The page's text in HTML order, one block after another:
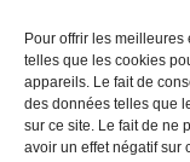
Pour offrir les
telles que les cookies
appareils. Le fait de
des données telles que
sur ce site. Le fait de ne
avoir un effet négatif sur